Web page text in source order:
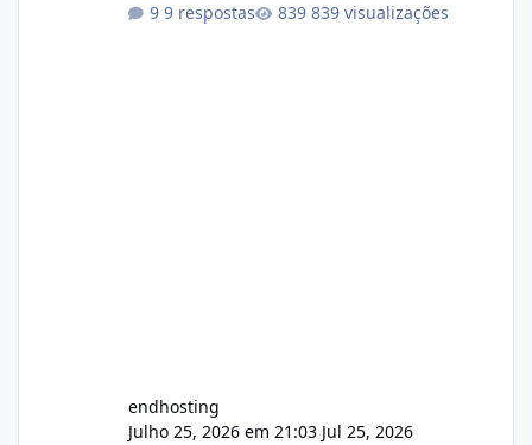
9 respostas
839 visualizações
endhosting
Julho 25, 2026 em 21:03 Jul 25, 2026